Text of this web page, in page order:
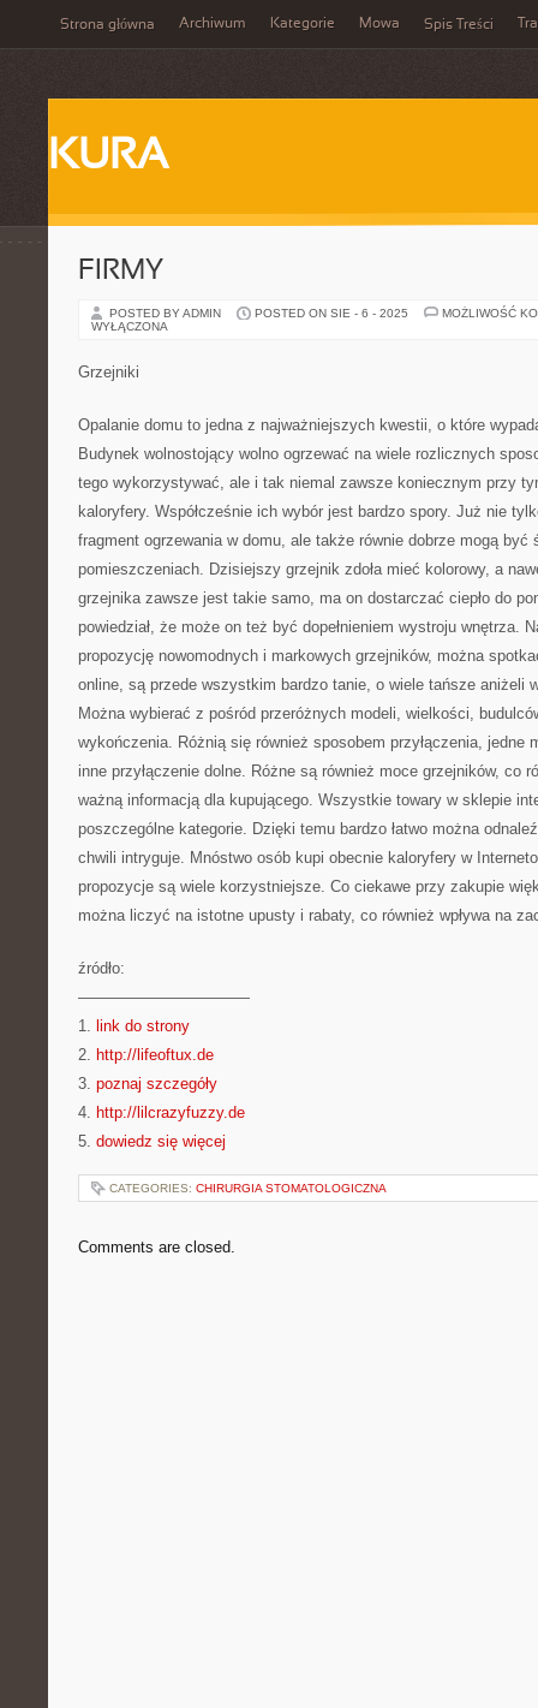
Strona główna Archiwum Kategorie Mowa Spis Treści
KURA
FIRMY
POSTED BY ADMIN POSTED ON SIE - 6 - 2025
MOŻLIWOŚĆ
WYŁĄCZONA
Grzejniki
Opalanie domu to jedna z najważniejszych kwestii, o które
Budynek wolnostojący wolno ogrzewać na wiele rozlicznych
tego wykorzystywać, ale i tak niemal zawsze koniecznym przy
kaloryfery. Współcześnie ich wybór jest bardzo spory. Już nie
fragment ogrzewania w domu, ale także równie dobrze mogą być
pomieszczeniach. Dzisiejszy grzejnik zdoła mieć kolorowy, a
grzejnika zawsze jest takie samo, ma on dostarczać ciepło do
powiedział, że może on też być dopełnieniem wystroju wnętrza.
propozycję nowomodnych i markowych grzejników, można
online, są przede wszystkim bardzo tanie, o wiele tańsze aniżeli
Można wybierać z pośród przeróżnych modeli, wielkości,
wykończenia. Różnią się również sposobem przyłączenia, jedne
inne przyłączenie dolne. Różne są również moce grzejników, co
ważną informacją dla kupującego. Wszystkie towary w sklepie
poszczególne kategorie. Dzięki temu bardzo łatwo można
chwili intryguje. Mnóstwo osób kupi obecnie kaloryfery w
propozycje są wiele korzystniejsze. Co ciekawe przy zakupie
można liczyć na istotne upusty i rabaty, co również wpływa na
źródło:
———————————
1. link do strony
2. http://lifeoftux.de
3. poznaj szczegóły
4. http://lilcrazyfuzzy.de
5. dowiedz się więcej
CATEGORIES: CHIRURGIA STOMATOLOGICZNA
Comments are closed.